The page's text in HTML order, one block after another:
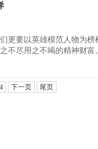
更要以英雄模范人物为榜
不尽用之不竭的精神财富
下一页 尾页